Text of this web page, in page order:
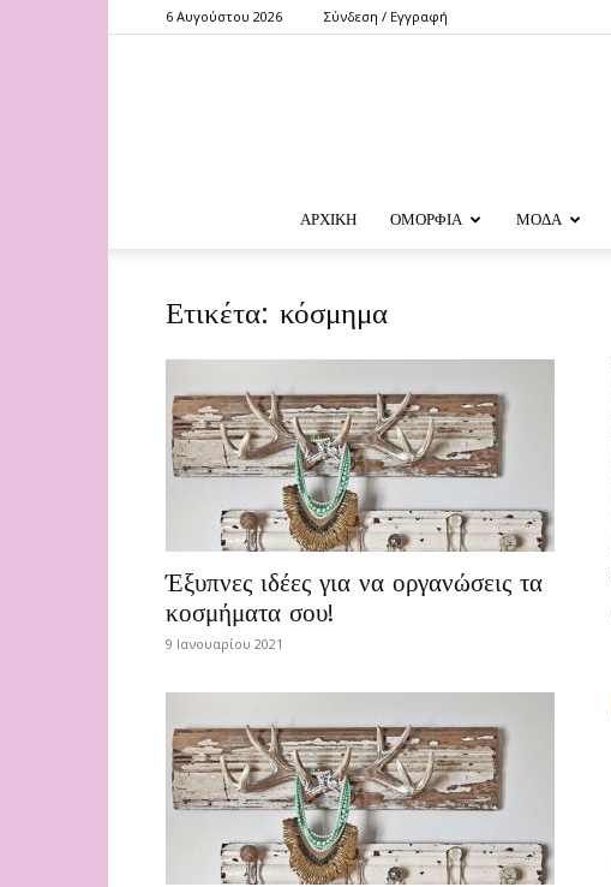
6 Αυγούστου 2026 Σύνδεση / Εγγραφή
ΑΡΧΙΚΗ ΟΜΟΡΦΙΑ ΜΟΔΑ
Ετικέτα: κόσμημα
Έξυπνες ιδέες για να οργανώσεις τα
κοσμήματα σου!
9 Ιανουαρίου 2021